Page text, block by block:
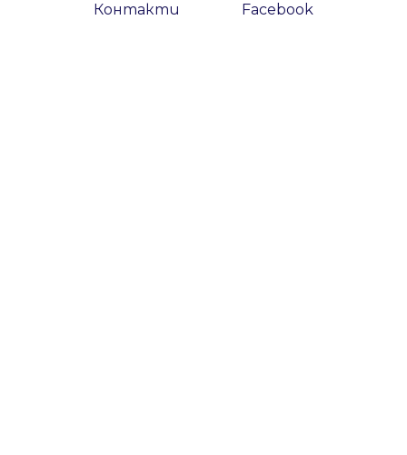
Контакти Facebook